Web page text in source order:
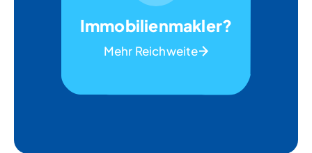
Immobilienmakler?
Mehr Reichweite